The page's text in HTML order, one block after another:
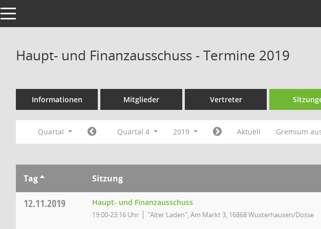
Toggle navigation
Haupt- und Finanzausschuss - Termine 2019
Informationen Mitglieder Vertreter
Quartal Quartal 4 2019 Aktuell Gremium
Tag Sitzung
12.11.2019 Haupt- und Finanzausschuss
19:00-23:16 Uhr "Alter Laden", Am Markt 3, 16868 Wusterhausen/Dosse